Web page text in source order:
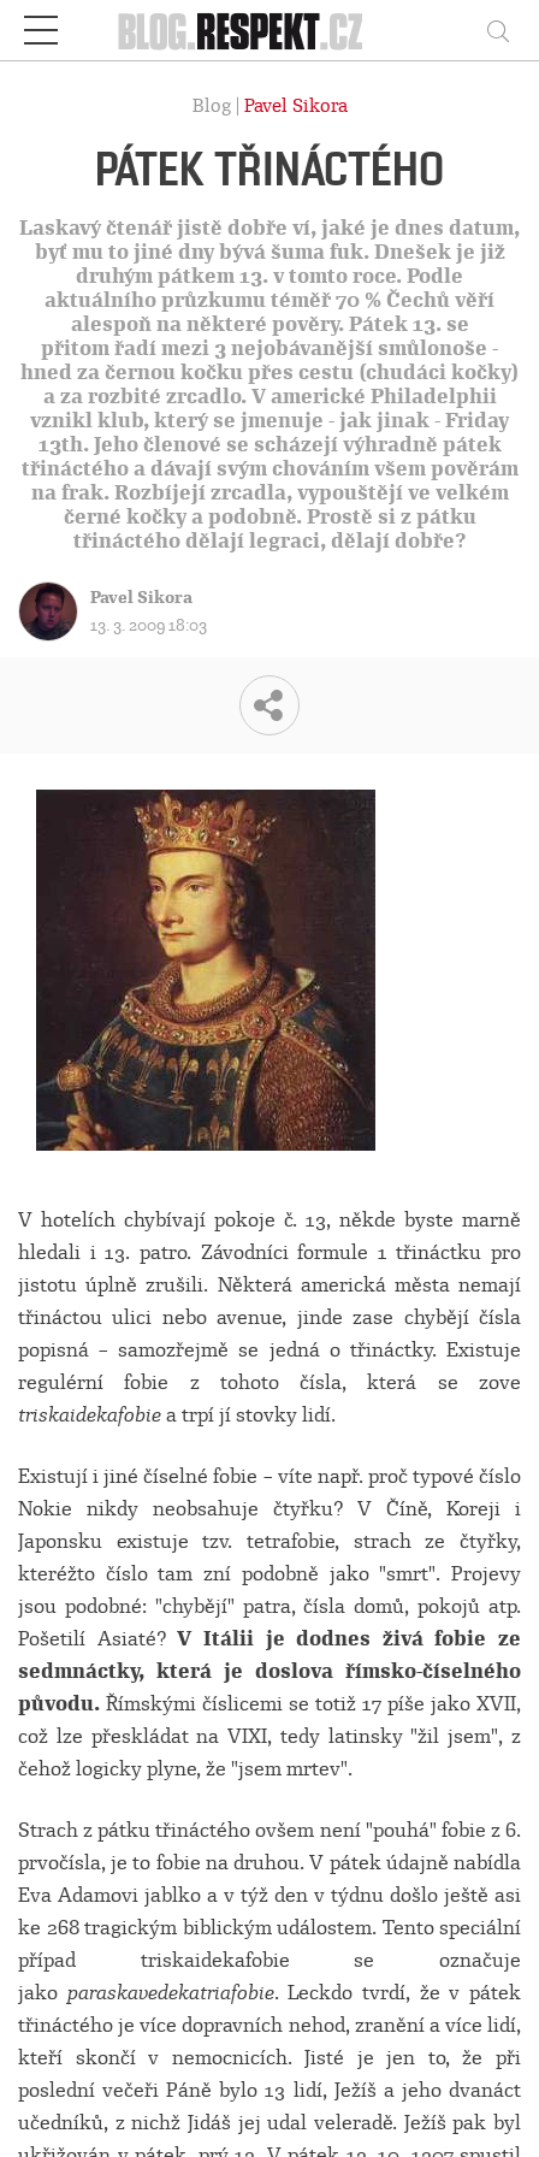
Respekt
Blog | Pavel Sikora
PÁTEK TŘINÁCTÉHO
Laskavý čtenář jistě dobře ví, jaké je dnes datum,
byť mu to jiné dny bývá šuma fuk. Dnešek je již
druhým pátkem 13. v tomto roce. Podle
aktuálního průzkumu téměř 70 % Čechů věří
alespoň na některé pověry. Pátek 13. se
přitom řadí mezi 3 nejobávanější smůlonoše -
hned za černou kočku přes cestu (chudáci kočky)
a za rozbité zrcadlo. V americké Philadelphii
vznikl klub, který se jmenuje - jak jinak - Friday
13th. Jeho členové se scházejí výhradně pátek
třináctého a dávají svým chováním všem pověrám
na frak. Rozbíjejí zrcadla, vypouštějí ve velkém
černé kočky a podobně. Prostě si z pátku
třináctého dělají legraci, dělají dobře?
Pavel Sikora
13. 3. 2009 18:03
V hotelích chybívají pokoje č. 13, někde byste marně
hledali i 13. patro. Závodníci formule 1 třináctku pro
jistotu úplně zrušili. Některá americká města nemají
třináctou ulici nebo avenue, jinde zase chybějí čísla
popisná – samozřejmě se jedná o třináctky. Existuje
regulérní fobie z tohoto čísla, která se zove
triskaidekafobiea trpí jí stovky lidí.
Existují i jiné číselné fobie – víte např. proč typové číslo
Nokie nikdy neobsahuje čtyřku? V Číně, Koreji i
Japonsku existuje tzv. tetrafobie, strach ze čtyřky,
kteréžto číslo tam zní podobně jako "smrt". Projevy
jsou podobné: "chybějí" patra, čísla domů, pokojů atp.
Pošetilí Asiaté?V Itálii je dodnes živá fobie ze
sedmnáctky, která je doslova římsko-číselného
původu. Římskými číslicemi se totiž 17 píše jako XVII,
což lze přeskládat na VIXI, tedy latinsky "žil jsem", z
čehož logicky plyne, že "jsem mrtev".
Strach z pátku třináctého ovšem není "pouhá" fobie z 6.
prvočísla, je to fobie na druhou. V pátek údajně nabídla
Eva Adamovi jablko a v týž den v týdnu došlo ještě asi
ke 268 tragickým biblickým událostem. Tento speciální
případ triskaidekafobie se označuje
jako paraskavedekatriafobie. Leckdo tvrdí, že v pátek
třináctého je více dopravních nehod, zranění a více lidí,
kteří skončí v nemocnicích. Jisté je jen to, že při
poslední večeři Páně bylo 13 lidí, Ježíš a jeho dvanáct
učedníků, z nichž Jidáš jej udal veleradě. Ježíš pak byl